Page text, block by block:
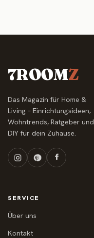
7ROOMZ
Das Magazin für Home &
Living – Einrichtungsideen,
Wohntrends, Ratgeber und
DIY für dein Zuhause.
SERVICE
Über uns
Kontakt